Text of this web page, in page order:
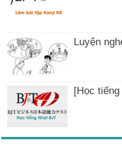
Luyện
[Học